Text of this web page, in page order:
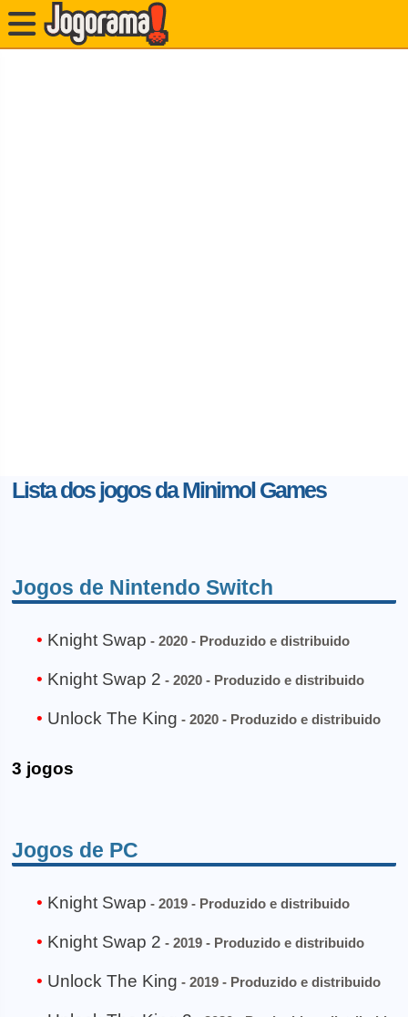
Lista dos jogos da Minimol Games
Jogos de Nintendo Switch
Knight Swap - 2020 - Produzido e distribuido
Knight Swap 2 - 2020 - Produzido e distribuido
Unlock The King - 2020 - Produzido e distribuido
3 jogos
Jogos de PC
Knight Swap - 2019 - Produzido e distribuido
Knight Swap 2 - 2019 - Produzido e distribuido
Unlock The King - 2019 - Produzido e distribuido